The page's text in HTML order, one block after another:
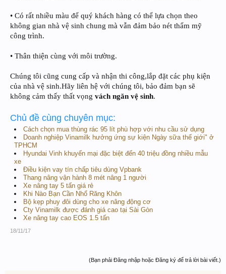
• Có rất nhiều màu để quý khách hàng có thể lựa chọn theo
không gian nhà vệ sinh chung mà vẫn đảm bảo nét thẩm mỹ
công trình.
• Thân thiện cùng với môi trường.
Chúng tôi cũng cung cấp và nhận thi công,lắp đặt các phụ kiện
của nhà vệ sinh.Hãy liên hệ với chúng tôi, bảo đảm bạn sẽ
không cảm thấy thất vọng vách ngăn vệ sinh.
Chủ đề cùng chuyên mục:
Cách chọn mua thùng rác 95 lít phù hợp với nhu cầu sử dụng
Doanh nghiệp Vinamilk hưởng ứng sự kiện Ngày sữa thế giới" ở
TPHCM
Hyundai Vinh khuyến mại đặc biệt đến 40 triệu đồng nhiều mẫu
xe
Điều kiện vay tín chấp tiêu dùng Vpbank
Thang nâng vận hành 8 mét nâng 1 người
Xe nâng tay 5 tấn giá rẻ
Khi Nào Bạn Cần Nhổ Răng Khôn
Bộ kẹp phuy đôi dùng cho xe nâng động cơ
Cty Vinamilk được đánh giá cao tại Sài Gòn
Xe nâng tay cao EOS 1.5 tấn
18/11/17
(Bạn phải Đăng nhập hoặc Đăng ký để trả lời bài viết.)